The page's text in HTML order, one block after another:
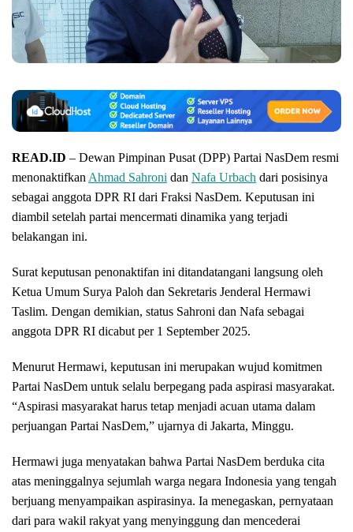
READ.ID – Dewan Pimpinan Pusat (DPP) Partai NasDem resmi
menonaktifkan Ahmad Sahroni dan Nafa Urbach dari posisinya
sebagai anggota DPR RI dari Fraksi NasDem. Keputusan ini
diambil setelah partai mencermati dinamika yang terjadi
belakangan ini.
Surat keputusan penonaktifan ini ditandatangani langsung oleh
Ketua Umum Surya Paloh dan Sekretaris Jenderal Hermawi
Taslim. Dengan demikian, status Sahroni dan Nafa sebagai
anggota DPR RI dicabut per 1 September 2025.
Menurut Hermawi, keputusan ini merupakan wujud komitmen
Partai NasDem untuk selalu berpegang pada aspirasi masyarakat.
“Aspirasi masyarakat harus tetap menjadi acuan utama dalam
perjuangan Partai NasDem,” ujarnya di Jakarta, Minggu.
Hermawi juga menyatakan bahwa Partai NasDem berduka cita
atas meninggalnya sejumlah warga negara Indonesia yang tengah
berjuang menyampaikan aspirasinya. Ia menegaskan, pernyataan
dari para wakil rakyat yang menyinggung dan mencederai